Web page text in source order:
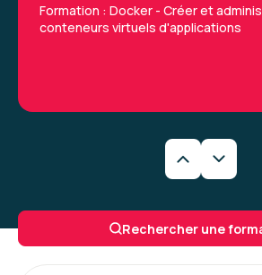
Formation : Docker - Créer et
conteneurs virtuels d'applications
bien, le portail est complet et
Rechercher une